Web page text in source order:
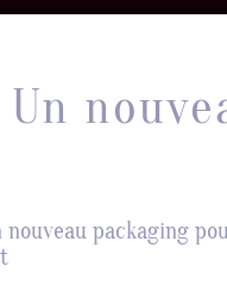
Un
nouveau packaging